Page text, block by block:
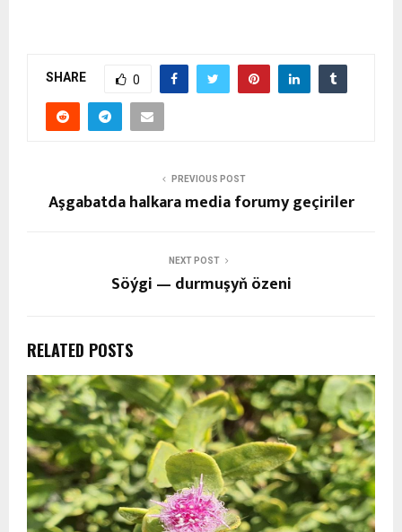
SHARE 0
PREVIOUS POST
Aşgabatda halkara media forumy geçiriler
NEXT POST
Söýgi — durmuşyň özeni
RELATED POSTS